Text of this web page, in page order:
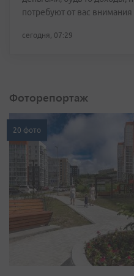
потребуют от вас внимания
сегодня, 07:29
Фоторепортаж
20 фото